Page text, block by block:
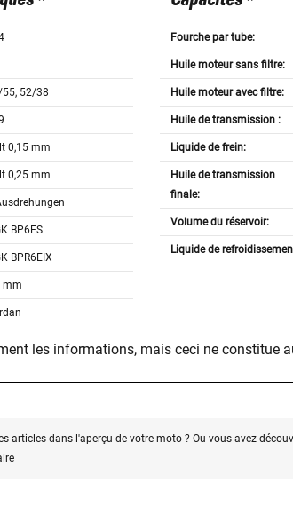
52/38
0,15 mm
0,25 mm
BP6ES
BPR6EIX
mm
Fourche par tube:
Huile moteur sans filtre:
Huile moteur avec filtre:
Huile de transmission :
Liquide de frein:
Huile de transmission
finale:
Volume du réservoir:
Liquide de
les informations, mais ceci ne constitue
articles dans l'aperçu de votre moto ? Ou vous avez